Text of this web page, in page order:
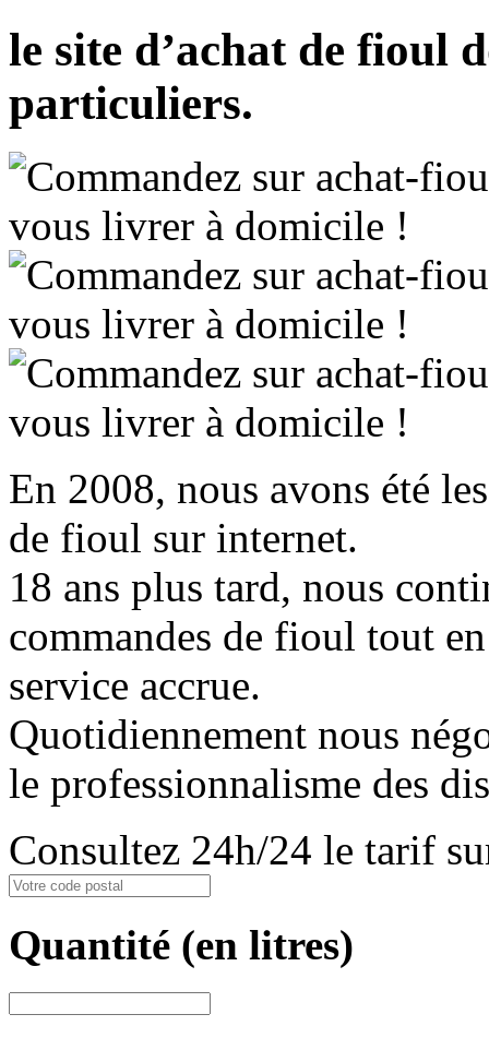
le site d’achat de fioul
particuliers.
En 2008, nous avons été
de fioul sur internet.
18 ans plus tard, nous
commandes de fioul tout
service accrue.
Quotidiennement nous
le professionnalisme des
Consultez 24h/24 le tarif
Quantité (en litres)